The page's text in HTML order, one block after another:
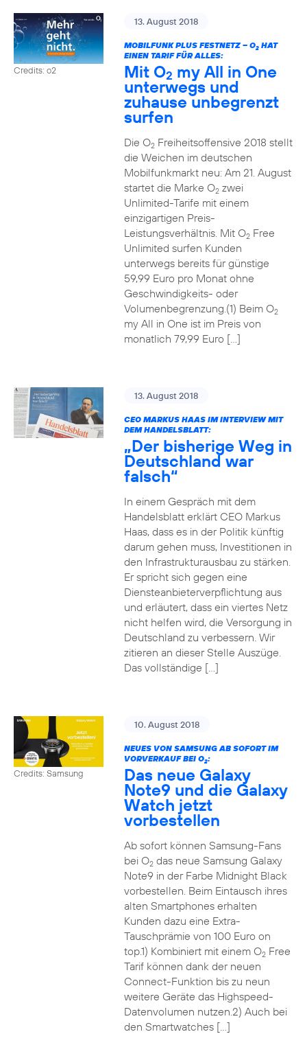
Credits: o2
13. August 2018
MOBILFUNK PLUS FESTNETZ – O2HAT
EINEN TARIF FÜR ALLES:
Mit O2 my All in One
unterwegs und
zuhause unbegrenzt
surfen
Die O2Freiheitsoffensive 2018 stellt
die Weichen im deutschen
Mobilfunkmarkt neu: Am 21. August
startet die Marke O2zwei
Unlimited-Tarife mit einem
einzigartigen Preis-
Leistungsverhältnis. Mit O2Free
Unlimited surfen Kunden
unterwegs bereits für günstige
59,99 Euro pro Monat ohne
Geschwindigkeits- oder
Volumenbegrenzung.(1) Beim O2
my All in One ist im Preis von
monatlich 79,99 Euro […]
13. August 2018
CEO MARKUS HAAS IM INTERVIEW MIT
DEM HANDELSBLATT:
„Der bisherige Weg in
Deutschland war
falsch“
In einem Gespräch mit dem
Handelsblatt erklärt CEO Markus
Haas, dass es in der Politik künftig
darum gehen muss, Investitionen in
den Infrastrukturausbau zu stärken.
Er spricht sich gegen eine
Diensteanbieterverpflichtung aus
und erläutert, dass ein viertes Netz
nicht helfen wird, die Versorgung in
Deutschland zu verbessern. Wir
zitieren an dieser Stelle Auszüge.
Das vollständige […]
Credits: Samsung
10. August 2018
NEUES VON SAMSUNG AB SOFORT IM
VORVERKAUF BEI O2:
Das neue Galaxy
Note9 und die Galaxy
Watch jetzt
vorbestellen
Ab sofort können Samsung-Fans
bei O2das neue Samsung Galaxy
Note9 in der Farbe Midnight Black
vorbestellen. Beim Eintausch ihres
alten Smartphones erhalten
Kunden dazu eine Extra-
Tauschprämie von 100 Euro on
top.1) Kombiniert mit einem O2Free
Tarif können dank der neuen
Connect-Funktion bis zu neun
weitere Geräte das Highspeed-
Datenvolumen nutzen.2) Auch bei
den Smartwatches […]